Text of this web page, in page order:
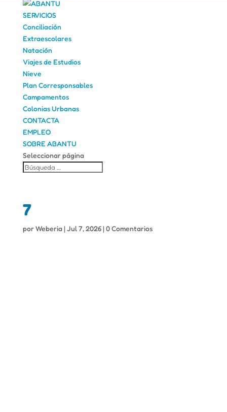
SERVICIOS
Conciliación
Extraescolares
Natación
Viajes de Estudios
Nieve
Plan Corresponsables
Campamentos
Colonias Urbanas
CONTACTA
EMPLEO
SOBRE ABANTU
Seleccionar página
7
porWeberia|Jul 7, 2026|0 Comentarios